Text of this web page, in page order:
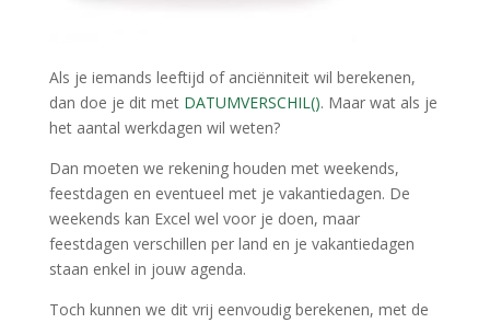
Als je iemands leeftijd of anciënniteit wil berekenen,
dan doe je dit met DATUMVERSCHIL(). Maar wat als je
het aantal werkdagen wil weten?
Dan moeten we rekening houden met weekends,
feestdagen en eventueel met je vakantiedagen. De
weekends kan Excel wel voor je doen, maar
feestdagen verschillen per land en je vakantiedagen
staan enkel in jouw agenda.
Toch kunnen we dit vrij eenvoudig berekenen, met de